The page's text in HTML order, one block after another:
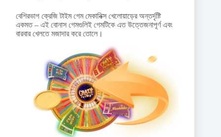
বেশিরভাগ ক্রেজি টাইম গেম মেকানিক্স খেলোয়াড়ের অন্তর্দৃষ্টি
একমত – এই বোনাস গেমগুলিই গেমটিকে এত উত্তেজনাপূর্ণ এবং
বারবার খেলতে মজাদার করে তোলে।